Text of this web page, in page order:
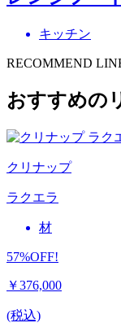
キッチン
RECOMMEND
おすすめの
クリナップ
ラクエラ
材
57%OFF!
￥376,000
(税込)